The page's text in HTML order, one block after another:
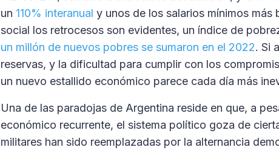
un 110% interanual y unos de los salarios mínimos más
social los retrocesos son evidentes, un índice de
un millón de nuevos pobres se sumaron en el 2022. Si
reservas, y la dificultad para cumplir con los
un nuevo estallido económico parece cada día más
Una de las paradojas de Argentina reside en que, a
económico recurrente, el sistema político goza de
militares han sido reemplazadas por la alternancia